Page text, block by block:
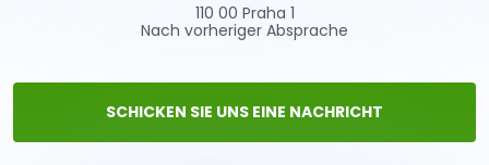
110 00 Praha 1
Nach vorheriger Absprache
SCHICKEN SIE UNS EINE NACHRICHT